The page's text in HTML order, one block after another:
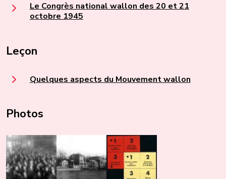
Le Congrès national wallon des 20 et 21
octobre 1945
Leçon
Quelques aspects du Mouvement wallon
Photos